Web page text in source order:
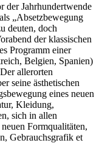
der Jahrhundertwende
„Absetzbewegung
deuten, doch
der klassischen
Programm einer
Belgien, Spanien)
allerorten
seine ästhetischen
eines neuen
Kleidung,
sich in allen
Formqualitäten,
Gebrauchsgrafik et